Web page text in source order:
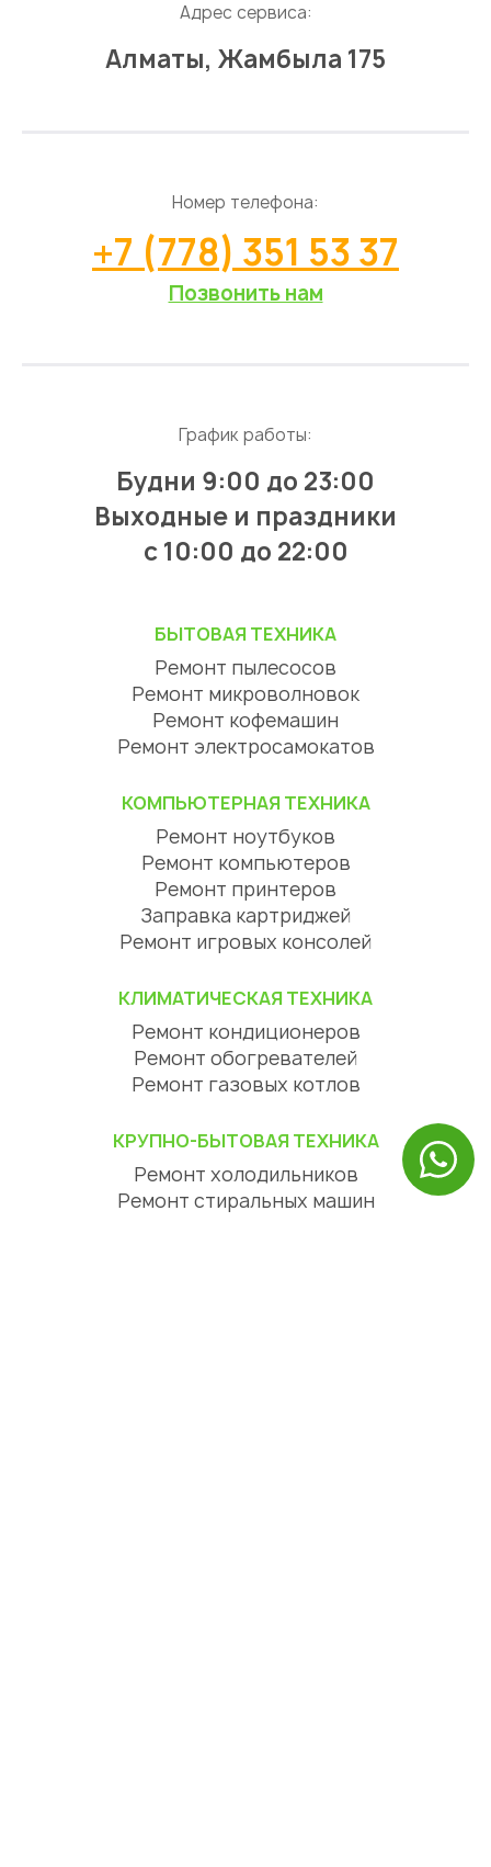
Адрес сервиса:
Алматы, Жамбыла 175
Номер телефона:
+7 (778) 351 53 37
Позвонить нам
График работы:
Будни 9:00 до 23:00
Выходные и праздники
с 10:00 до 22:00
БЫТОВАЯ ТЕХНИКА
Ремонт пылесосов
Ремонт микроволновок
Ремонт кофемашин
Ремонт электросамокатов
КОМПЬЮТЕРНАЯ ТЕХНИКА
Ремонт ноутбуков
Ремонт компьютеров
Ремонт принтеров
Заправка картриджей
Ремонт игровых консолей
КЛИМАТИЧЕСКАЯ ТЕХНИКА
Ремонт кондиционеров
Ремонт обогревателей
Ремонт газовых котлов
КРУПНО-БЫТОВАЯ ТЕХНИКА
Ремонт холодильников
Ремонт стиральных машин